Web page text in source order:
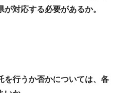
対応する必要があるか。
行うか否かについては、各